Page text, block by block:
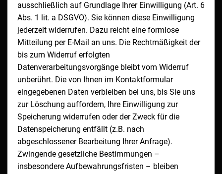
ausschließlich auf Grundlage Ihrer Einwilligung (Art. 6
Abs. 1 lit. a DSGVO). Sie können diese Einwilligung
jederzeit widerrufen. Dazu reicht eine formlose
Mitteilung per E-Mail an uns. Die Rechtmäßigkeit der
bis zum Widerruf erfolgten
Datenverarbeitungsvorgänge bleibt vom Widerruf
unberührt. Die von Ihnen im Kontaktformular
eingegebenen Daten verbleiben bei uns, bis Sie uns
zur Löschung auffordern, Ihre Einwilligung zur
Speicherung widerrufen oder der Zweck für die
Datenspeicherung entfällt (z.B. nach
abgeschlossener Bearbeitung Ihrer Anfrage).
Zwingende gesetzliche Bestimmungen –
insbesondere Aufbewahrungsfristen – bleiben